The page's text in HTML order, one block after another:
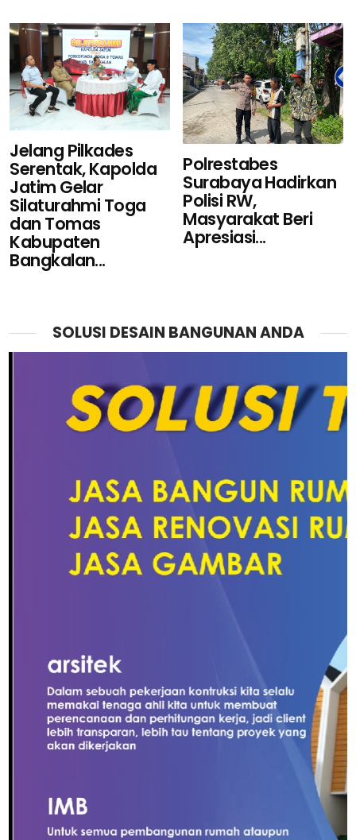
Jelang Pilkades
Serentak, Kapolda
Jatim Gelar
Silaturahmi Toga
dan Tomas
Kabupaten
Bangkalan...
Polrestabes
Surabaya Hadirkan
Polisi RW,
Masyarakat Beri
Apresiasi...
SOLUSI DESAIN BANGUNAN ANDA